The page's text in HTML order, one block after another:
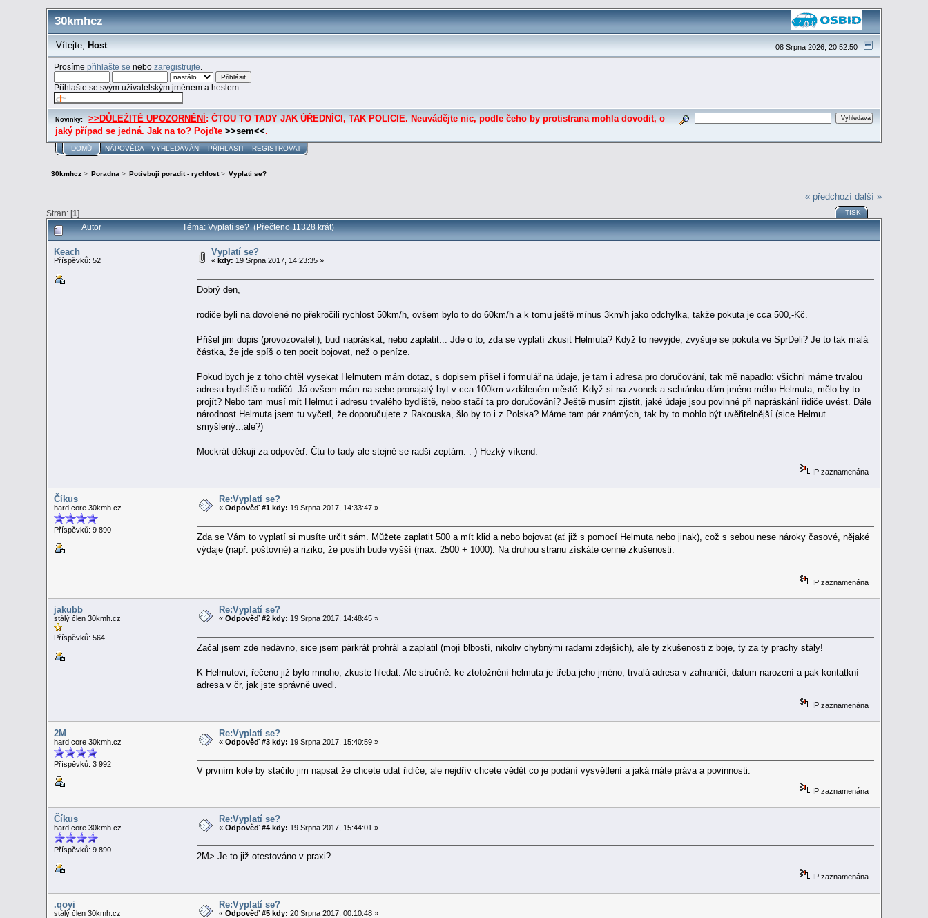
30kmhcz
08 Srpna 2026, 20:52:50
Vítejte, Host
Prosímepřihlašte se nebozaregistrujte
Přihlašte se svým uživatelským jménem a heslem.
Novinky: >>DŮLEŽITÉ UPOZORNĚNÍ : ČTOU TO TADY JAK ÚŘEDNÍCI, TAK POLICIE. Neuvádějte nic, podle čeho by protistrana mohla dovodit, o
jaký případ se jedná. Jak na to? Pojďte >>sem<<.
DOMŮ NÁPOVĚDA VYHLEDÁVÁNÍ PŘIHLÁSIT REGISTROVAT
30kmhcz> Poradna> Potřebuji poradit - rychlost> Vyplatí se?
« předchozí další »
Stran: [1] TISK
Autor Téma: Vyplatí se? (Přečteno 11328 krát)
Keach
Příspěvků: 52
Vyplatí se?
« kdy: 19 Srpna 2017, 14:23:35 »
Dobrý den,
rodiče byli na dovolené no překročili rychlost 50km/h, ovšem bylo to do 60km/h a k tomu ještě mínus 3km/h jako odchylka, takže pokuta je cca 500,-Kč.
Přišel jim dopis (provozovateli), buď napráskat, nebo zaplatit... Jde o to, zda se vyplatí zkusit Helmuta? Když to nevyjde, zvyšuje se pokuta ve SprDeli? Je to tak malá
částka, že jde spíš o ten pocit bojovat, než o peníze.
Pokud bych je z toho chtěl vysekat Helmutem mám dotaz, s dopisem přišel i formulář na údaje, je tam i adresa pro doručování, tak mě napadlo: všichni máme trvalou
adresu bydliště u rodičů. Já ovšem mám na sebe pronajatý byt v cca 100km vzdáleném městě. Když si na zvonek a schránku dám jméno mého Helmuta, mělo by to
projít? Nebo tam musí mít Helmut i adresu trvalého bydliště, nebo stačí ta pro doručování? Ještě musím zjistit, jaké údaje jsou povinné při napráskání řidiče uvést. Dále
národnost Helmuta jsem tu vyčetl, že doporučujete z Rakouska, šlo by to i z Polska? Máme tam pár známých, tak by to mohlo být uvěřitelnější (sice Helmut
smyšlený...ale?)
Mockrát děkuji za odpověď. Čtu to tady ale stejně se radši zeptám. :-) Hezký víkend.
IP zaznamenána
Číkus
hard core 30kmh.cz
Příspěvků: 9 890
Re:Vyplatí se?
«Odpověď #1 kdy: 19 Srpna 2017, 14:33:47 »
Zda se Vám to vyplatí si musíte určit sám. Můžete zaplatit 500 a mít klid a nebo bojovat (ať již s pomocí Helmuta nebo jinak), což s sebou nese nároky časové, nějaké
výdaje (např. poštovné) a riziko, že postih bude vyšší (max. 2500 + 1000). Na druhou stranu získáte cenné zkušenosti.
IP zaznamenána
jakubb
stálý člen 30kmh.cz
Příspěvků: 564
Re:Vyplatí se?
«Odpověď #2 kdy: 19 Srpna 2017, 14:48:45 »
Začal jsem zde nedávno, sice jsem párkrát prohrál a zaplatil (mojí blbostí, nikoliv chybnými radami zdejších), ale ty zkušenosti z boje, ty za ty prachy stály!
K Helmutovi, řečeno již bylo mnoho, zkuste hledat. Ale stručně: ke ztotožnění helmuta je třeba jeho jméno, trvalá adresa v zahraničí, datum narození a pak kontatkní
adresa v čr, jak jste správně uvedl.
IP zaznamenána
2M
hard core 30kmh.cz
Příspěvků: 3 992
Re:Vyplatí se?
«Odpověď #3 kdy: 19 Srpna 2017, 15:40:59 »
V prvním kole by stačilo jim napsat že chcete udat řidiče, ale nejdřív chcete vědět co je podání vysvětlení a jaká máte práva a povinnosti.
IP zaznamenána
Číkus
hard core 30kmh.cz
Příspěvků: 9 890
Re:Vyplatí se?
«Odpověď #4 kdy: 19 Srpna 2017, 15:44:01 »
2M> Je to již otestováno v praxi?
IP zaznamenána
.qoyi
stálý člen 30kmh.cz
Re:Vyplatí se?
«Odpověď #5 kdy: 20 Srpna 2017, 00:10:48 »